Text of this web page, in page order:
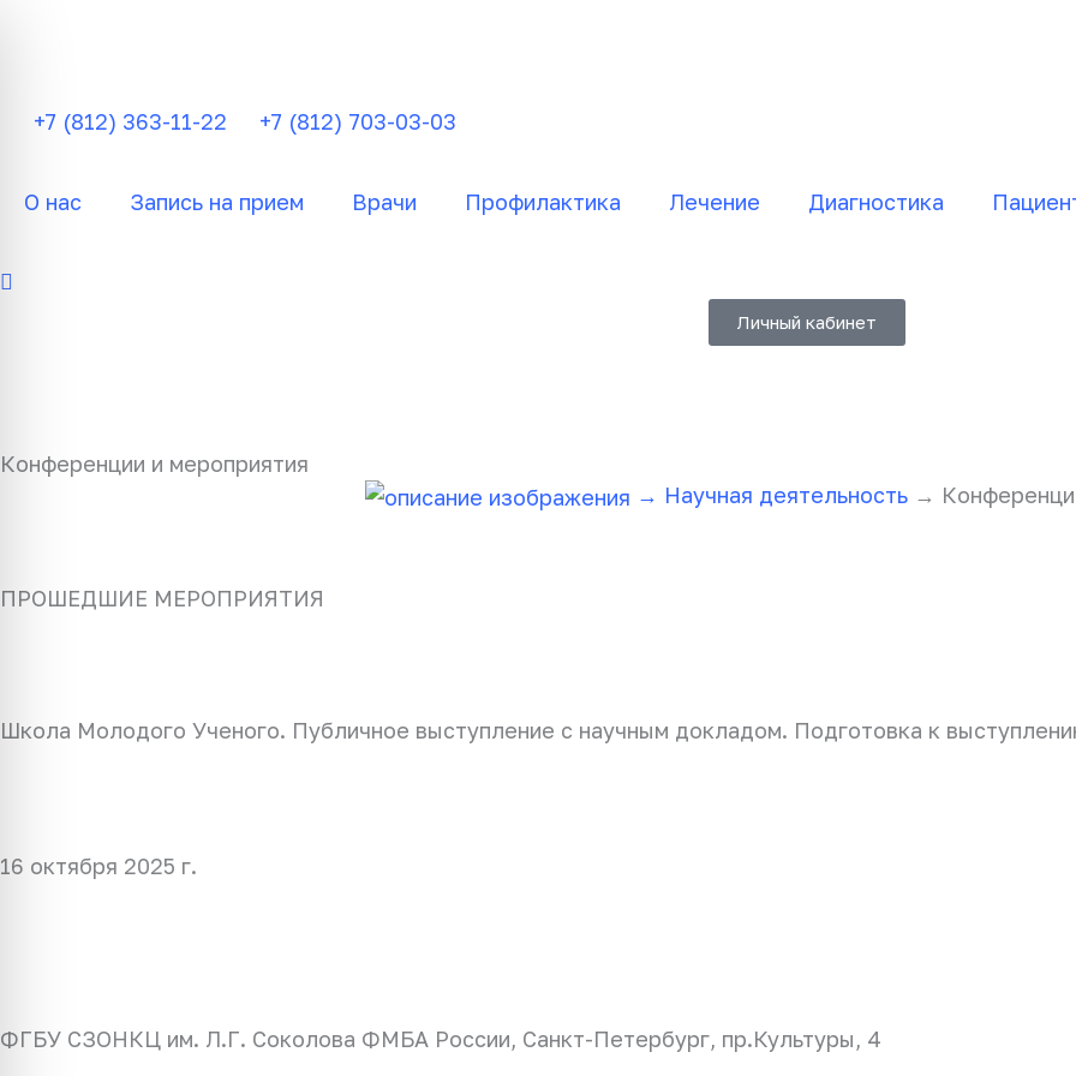
+7 (812) 363-11-22
+7 (812) 703-03-03
О нас Запись на прием Врачи Профилактика Лечение Диагностика
Личный кабинет
Конференции и мероприятия
→ Научная деятельность→
ПРОШЕДШИЕ МЕРОПРИЯТИЯ
Школа Молодого Ученого. Публичное выступление с научным докладом. Подготовка к
16 октября 2025 г.
ФГБУ СЗОНКЦ им. Л.Г. Соколова ФМБА России, Санкт-Петербург, пр.Культуры, 4